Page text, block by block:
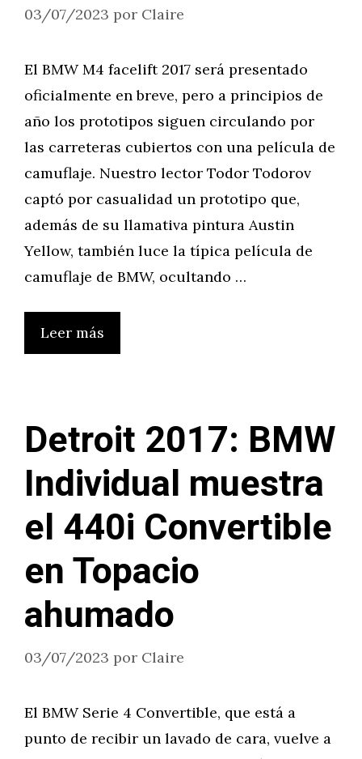
03/07/2023 por Claire
El BMW M4 facelift 2017 será presentado
oficialmente en breve, pero a principios de
año los prototipos siguen circulando por
las carreteras cubiertos con una película de
camuflaje. Nuestro lector Todor Todorov
captó por casualidad un prototipo que,
además de su llamativa pintura Austin
Yellow, también luce la típica película de
camuflaje de BMW, ocultando …
Leer más
Detroit 2017: BMW
Individual muestra
el 440i Convertible
en Topacio
ahumado
03/07/2023 por Claire
El BMW Serie 4 Convertible, que está a
punto de recibir un lavado de cara, vuelve a